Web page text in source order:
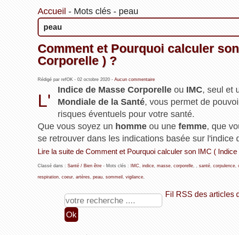
Accueil - Mots clés- peau
peau
Comment et Pourquoi calculer
Corporelle ) ?
Rédigé par refOK - 02 octobre 2020- Aucun commentaire
L'
Indice de Masse Corporelle ou IMC, seul et
Mondiale de la Santé, vous permet de
risques éventuels pour votre santé.
Que vous soyez un hommeou une femme, que
se retrouver dans les indications basée sur l'indice
Lire la suite de Comment et Pourquoi calculer son IMC (
Classé dans : Santé / Bien être- Mots clés : IMC, indice, masse, corporelle, , santé, corpulence,
respiration, coeur, artères, peau, sommeil , vigilance,
Fil RSS des articles